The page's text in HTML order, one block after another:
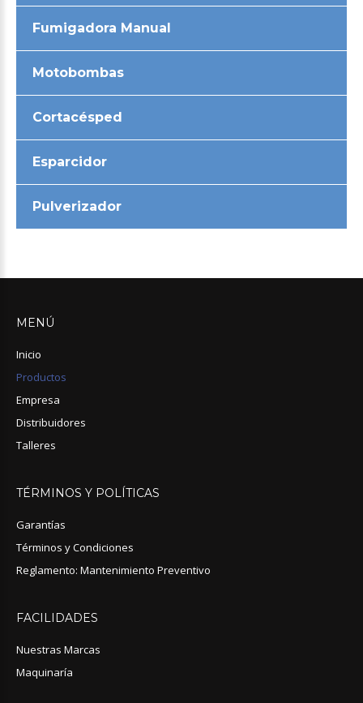
Fumigadora Manual
Motobombas
Cortacésped
Esparcidor
Pulverizador
MENÚ
Inicio
Productos
Empresa
Distribuidores
Talleres
TÉRMINOS Y POLÍTICAS
Garantías
Términos y Condiciones
Reglamento: Mantenimiento Preventivo
FACILIDADES
Nuestras Marcas
Maquinaría